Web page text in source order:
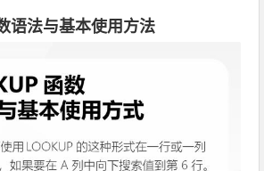
语法与基本使用方法